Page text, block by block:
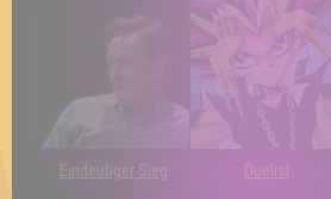
Eindeutiger Sieg Duelist